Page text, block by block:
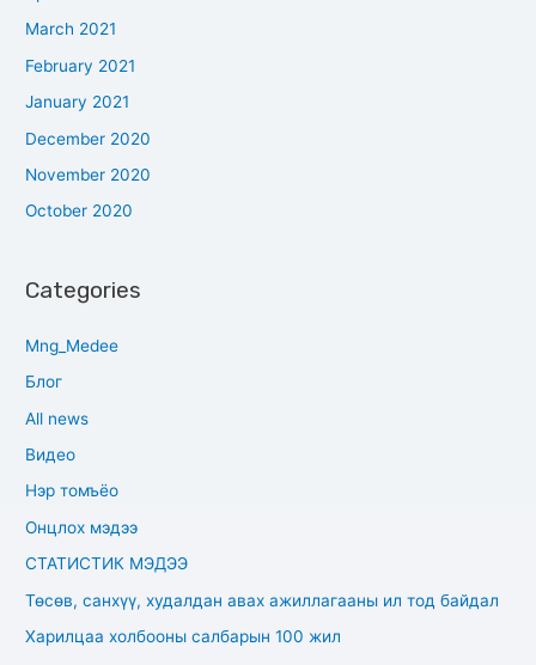
March 2021
February 2021
January 2021
December 2020
November 2020
October 2020
Categories
Mng_Medee
Блог
All news
Видео
Нэр томъёо
Онцлох мэдээ
СТАТИСТИК МЭДЭЭ
Төсөв, санхүү, худалдан авах ажиллагааны ил тод байдал
Харилцаа холбооны салбарын 100 жил